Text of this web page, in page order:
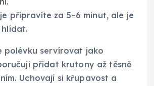
je připravíte za 5–6 minut, ale je
polévku servírovat jako
přidat krutony až těsně
Uchovají si křupavost a